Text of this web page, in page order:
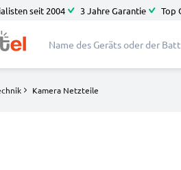
seit 2004 3 Jahre Garantie Top
Kamera Netzteile